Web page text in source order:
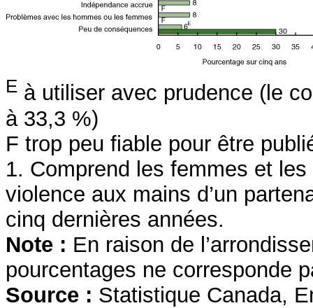
E à utiliser avec prudence (le
à 33,3 %)
F trop peu fiable pour être
1. Comprend les femmes et
violence aux mains d’un
cinq dernières années.
Note : En raison de
pourcentages ne corresponde
Source : Statistique Canada,